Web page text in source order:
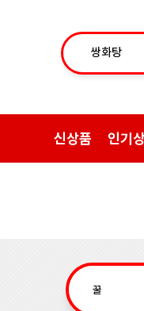
신상품 인기